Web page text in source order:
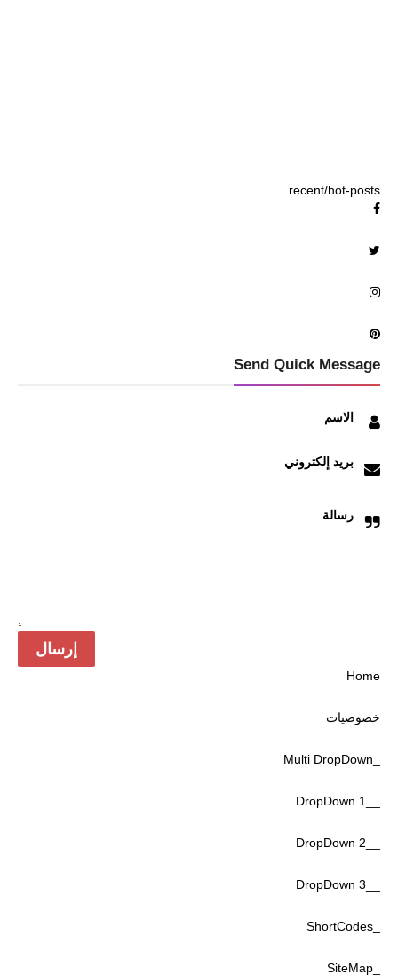
recent/hot-posts
Send Quick Message
الاسم
بريد إلكتروني
رسالة
Home
خصوصیات